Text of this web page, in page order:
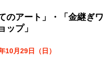
のアート」・「金継ぎワ
ップ」
10月29日（日）